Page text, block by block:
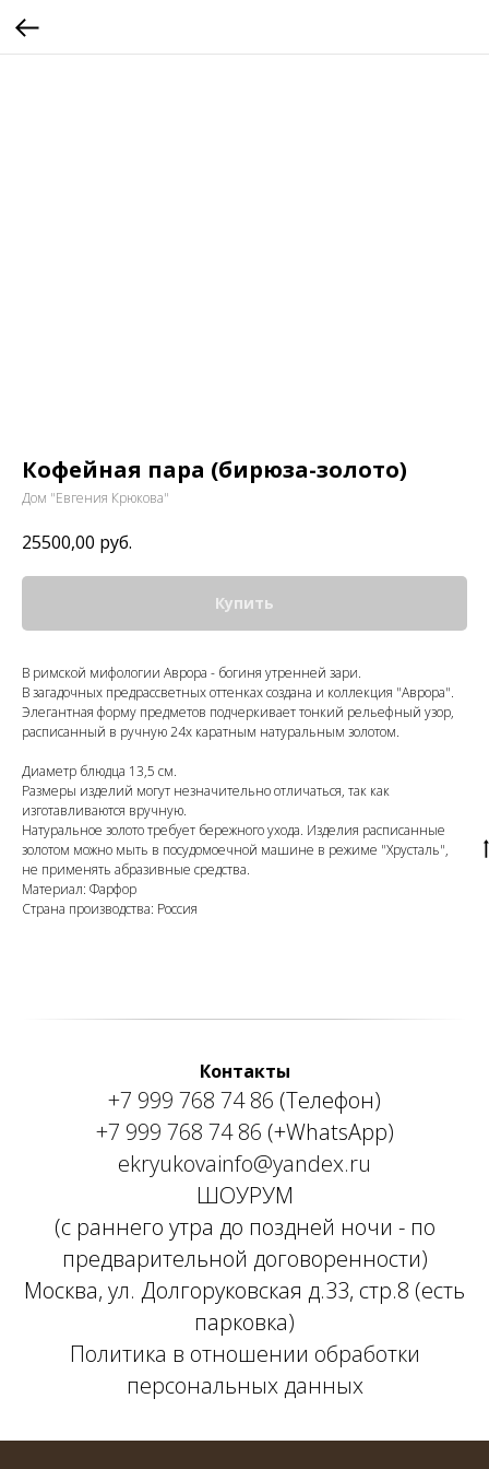
Кофейная пара (бирюза-золото)
Дом "Евгения Крюкова"
25500,00 руб.
Купить
В римской мифологии Аврора - богиня утренней зари.
В загадочных предрассветных оттенках создана и коллекция "Аврора".
Элегантная форму предметов подчеркивает тонкий рельефный узор,
расписанный в ручную 24х каратным натуральным золотом.
Диаметр блюдца 13,5 см.
Размеры изделий могут незначительно отличаться, так как
изготавливаются вручную.
Натуральное золото требует бережного ухода. Изделия расписанные
золотом можно мыть в посудомоечной машине в режиме "Хрусталь",
не применять абразивные средства.
Материал: Фарфор
Страна производства: Россия
Контакты
+7 999 768 74 86 (Телефон)
+7 999 768 74 86 (+WhatsApp)
ekryukovainfo@yandex.ru
ШОУРУМ
(с раннего утра до поздней ночи - по
предварительной договоренности)
Москва, ул. Долгоруковская д.33, стр.8 (есть
парковка)
Политика в отношении обработки
персональных данных